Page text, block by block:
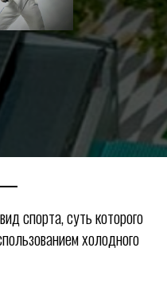
спорта, суть которого
холодного